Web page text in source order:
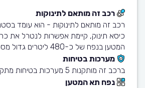
רכב זה מותאם לתינוקות
כיסא תינוק, קיימת אפשרות לנטרל את
המטען בנפח של כ-480 ליטרים גדול מספיק בשביל עגלה
מערכות בטיחות
ברכב זה מותקנות 5 מערכות בטיחות מתקדמות
נפח תא המטען